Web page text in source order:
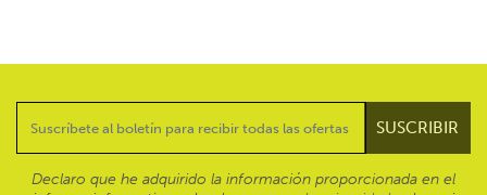
Declaro que he adquirido la información proporcionada en el